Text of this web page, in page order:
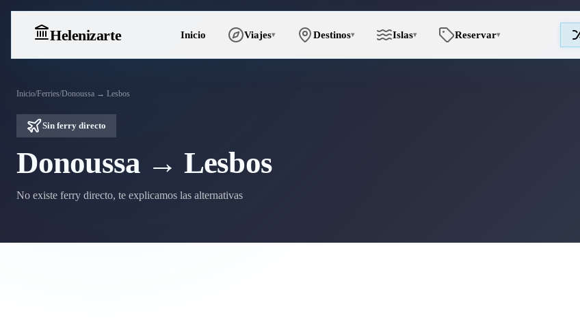
Helenizarte Inicio Viajes▾ Destinos▾ Islas▾ Reservar▾
Inicio/Ferries/Donoussa → Lesbos
Sin ferry directo
Donoussa → Lesbos
No existe ferry directo, te explicamos las alternativas